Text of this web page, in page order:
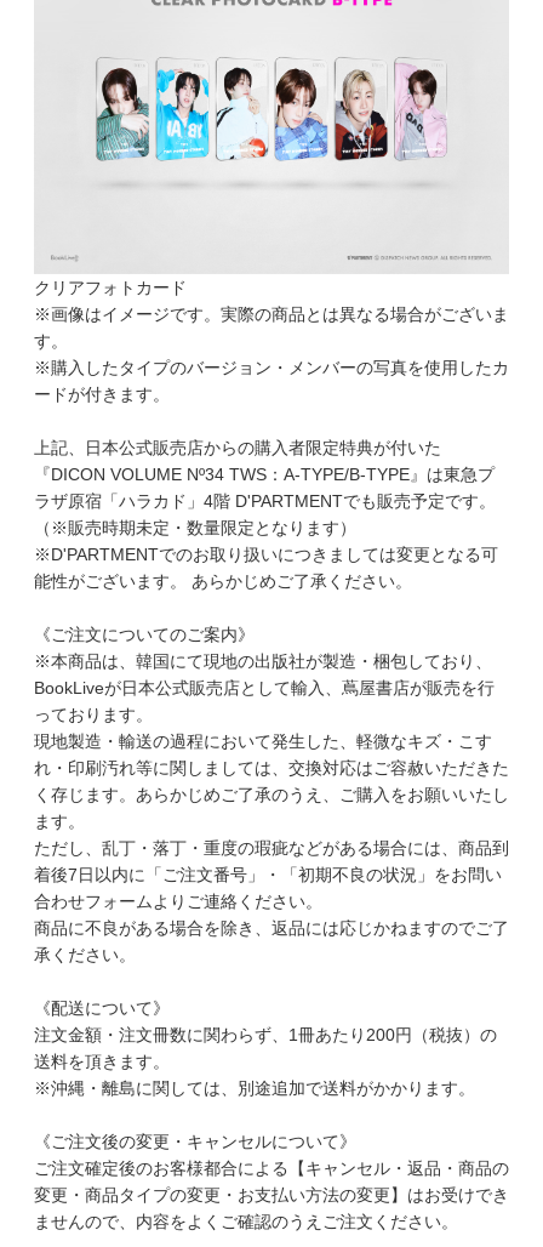
クリアフォトカード
※画像はイメージです。実際の商品とは異なる場合がございま
す。
※購入したタイプのバージョン・メンバーの写真を使用したカ
ードが付きます。
上記、日本公式販売店からの購入者限定特典が付いた
『DICON VOLUME Nº34 TWS：A-TYPE/B-TYPE』は東急プ
ラザ原宿「ハラカド」4階 D'PARTMENTでも販売予定です。
（※販売時期未定・数量限定となります）
※D'PARTMENTでのお取り扱いにつきましては変更となる可
能性がございます。 あらかじめご了承ください。
《ご注文についてのご案内》
※本商品は、韓国にて現地の出版社が製造・梱包しており、
BookLiveが日本公式販売店として輸入、蔦屋書店が販売を行
っております。
現地製造・輸送の過程において発生した、軽微なキズ・こす
れ・印刷汚れ等に関しましては、交換対応はご容赦いただきた
く存じます。あらかじめご了承のうえ、ご購入をお願いいたし
ます。
ただし、乱丁・落丁・重度の瑕疵などがある場合には、商品到
着後7日以内に「ご注文番号」・「初期不良の状況」をお問い
合わせフォームよりご連絡ください。
商品に不良がある場合を除き、返品には応じかねますのでご了
承ください。
《配送について》
注文金額・注文冊数に関わらず、1冊あたり200円（税抜）の
送料を頂きます。
※沖縄・離島に関しては、別途追加で送料がかかります。
《ご注文後の変更・キャンセルについて》
ご注文確定後のお客様都合による【キャンセル・返品・商品の
変更・商品タイプの変更・お支払い方法の変更】はお受けでき
ませんので、内容をよくご確認のうえご注文ください。